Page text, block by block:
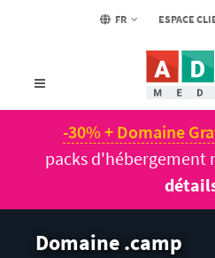
FR ESPACE
-30% + Domaine
packs d'hébergement
Domaine .camp